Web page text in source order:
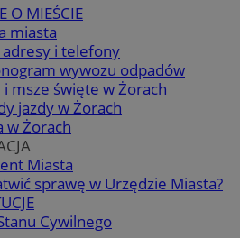
O MIEŚCIE
miasta
adresy i telefony
wywozu odpadów
i msze święte w Żorach
jazdy w Żorach
w Żorach
Miasta
sprawę w Urzędzie Miasta?
Cywilnego